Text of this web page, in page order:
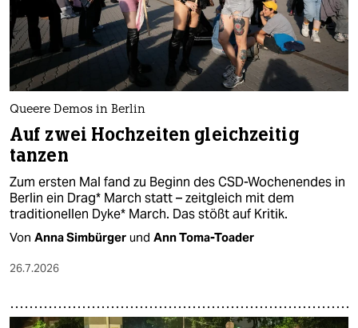
Queere Demos in Berlin
Auf zwei Hochzeiten gleichzeitig
tanzen
Zum ersten Mal fand zu Beginn des CSD-Wochenendes in
Berlin ein Drag* March statt – zeitgleich mit dem
traditionellen Dyke* March. Das stößt auf Kritik.
Von Anna Simbürger und Ann Toma-Toader
26.7.2026